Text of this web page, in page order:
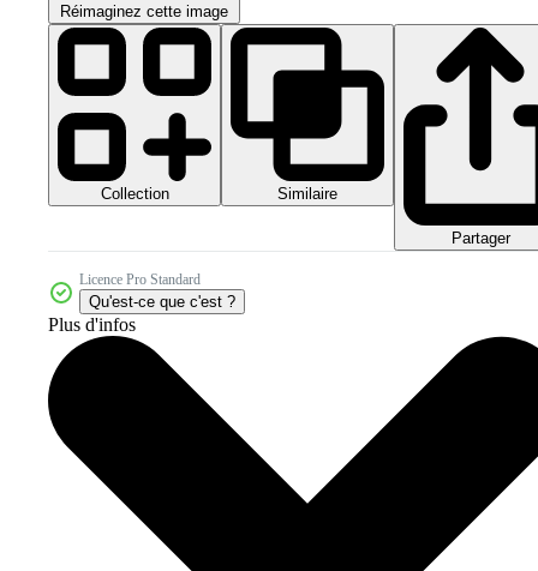
Réimaginez cette image
Collection Similaire
Partager
Licence Pro Standard
Qu'est-ce que c'est ?
Plus d'infos